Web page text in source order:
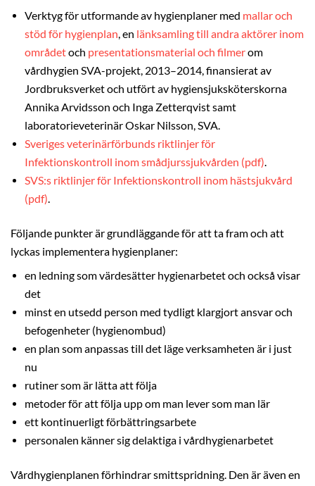
Verktyg för utformande av hygienplaner med mallar och
stöd för hygienplan, en länksamling till andra aktörer inom
områdetoch presentationsmaterial och filmerom
vårdhygien SVA-projekt, 2013–2014, finansierat av
Jordbruksverket och utfört av hygiensjuksköterskorna
Annika Arvidsson och Inga Zetterqvist samt
laboratorieveterinär Oskar Nilsson, SVA.
Sveriges veterinärförbunds riktlinjer för
Infektionskontroll inom smådjurssjukvården (pdf).
SVS:s riktlinjer för Infektionskontroll inom hästsjukvård
(pdf).
Följande punkter är grundläggande för att ta fram och att
lyckas implementera hygienplaner:
en ledning som värdesätter hygienarbetet och också visar
det
minst en utsedd person med tydligt klargjort ansvar och
befogenheter (hygienombud)
en plan som anpassas till det läge verksamheten är i just
nu
rutiner som är lätta att följa
metoder för att följa upp om man lever som man lär
ett kontinuerligt förbättringsarbete
personalen känner sig delaktiga i vårdhygienarbetet
Vårdhygienplanen förhindrar smittspridning. Den är även en